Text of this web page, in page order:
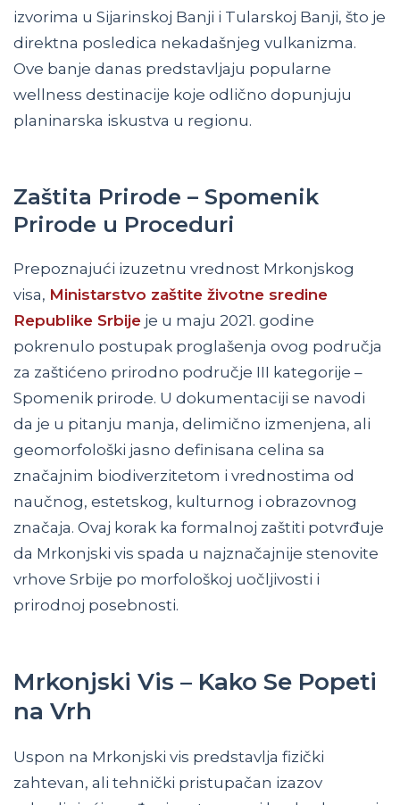
izvorima u Sijarinskoj Banji i Tularskoj Banji, što je
direktna posledica nekadašnjeg vulkanizma.
Ove banje danas predstavljaju popularne
wellness destinacije koje odlično dopunjuju
planinarska iskustva u regionu.
Zaštita Prirode – Spomenik
Prirode u Proceduri
Prepoznajući izuzetnu vrednost Mrkonjskog
visa, Ministarstvo zaštite životne sredine
Republike Srbije je u maju 2021. godine
pokrenulo postupak proglašenja ovog područja
za zaštićeno prirodno područje III kategorije –
Spomenik prirode. U dokumentaciji se navodi
da je u pitanju manja, delimično izmenjena, ali
geomorfološki jasno definisana celina sa
značajnim biodiverzitetom i vrednostima od
naučnog, estetskog, kulturnog i obrazovnog
značaja. Ovaj korak ka formalnoj zaštiti potvrđuje
da Mrkonjski vis spada u najznačajnije stenovite
vrhove Srbije po morfološkoj uočljivosti i
prirodnoj posebnosti.
Mrkonjski Vis – Kako Se Popeti
na Vrh
Uspon na Mrkonjski vis predstavlja fizički
zahtevan, ali tehnički pristupačan izazov